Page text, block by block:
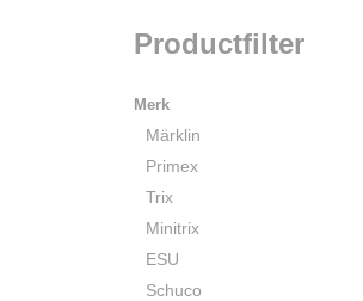
Productfilter
Merk
Märklin
Primex
Trix
Minitrix
ESU
Schuco